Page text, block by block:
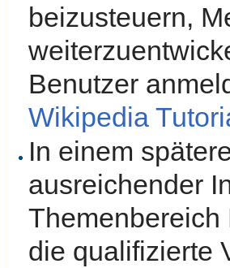
beizusteuern,
Benutzer
Wikipedia
In einem
ausreichender
Themenbereich
die qualifizierte